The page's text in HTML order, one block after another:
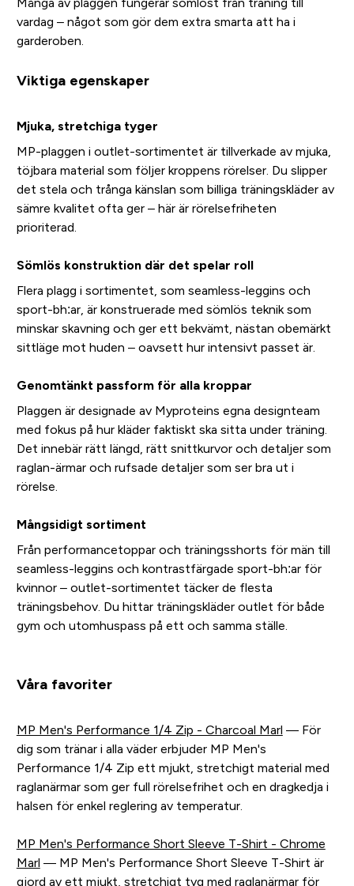
vardag – något som gör dem extra smarta att ha i
garderoben.
Viktiga egenskaper
Mjuka, stretchiga tyger
MP-plaggen i outlet-sortimentet är tillverkade av mjuka,
töjbara material som följer kroppens rörelser. Du slipper
det stela och trånga känslan som billiga träningskläder av
sämre kvalitet ofta ger – här är rörelsefriheten
prioriterad.
Sömlös konstruktion där det spelar roll
Flera plagg i sortimentet, som seamless-leggins och
sport-bh:ar, är konstruerade med sömlös teknik som
minskar skavning och ger ett bekvämt, nästan obemärkt
sittläge mot huden – oavsett hur intensivt passet är.
Genomtänkt passform för alla kroppar
Plaggen är designade av Myproteins egna designteam
med fokus på hur kläder faktiskt ska sitta under träning.
Det innebär rätt längd, rätt snittkurvor och detaljer som
raglan-ärmar och rufsade detaljer som ser bra ut i
rörelse.
Mångsidigt sortiment
Från performancetoppar och träningsshorts för män till
seamless-leggins och kontrastfärgade sport-bh:ar för
kvinnor – outlet-sortimentet täcker de flesta
träningsbehov. Du hittar träningskläder outlet för både
gym och utomhuspass på ett och samma ställe.
Våra favoriter
MP Men's Performance 1/4 Zip - Charcoal Marl — För
dig som tränar i alla väder erbjuder MP Men's
Performance 1/4 Zip ett mjukt, stretchigt material med
raglanärmar som ger full rörelsefrihet och en dragkedja i
halsen för enkel reglering av temperatur.
MP Men's Performance Short Sleeve T-Shirt - Chrome
Marl — MP Men's Performance Short Sleeve T-Shirt är
gjord av ett mjukt, stretchigt tyg med raglanärmar för